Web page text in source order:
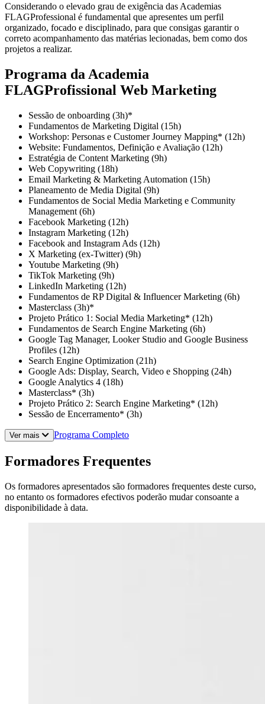
Considerando o elevado grau de exigência das Academias
FLAGProfessional é fundamental que apresentes um perfil
organizado, focado e disciplinado, para que consigas garantir o
correto acompanhamento das matérias lecionadas, bem como dos
projetos a realizar.
Programa da Academia
FLAGProfissional Web Marketing
Sessão de onboarding (3h)*
Fundamentos de Marketing Digital (15h)
Workshop: Personas e Customer Journey Mapping* (12h)
Website: Fundamentos, Definição e Avaliação (12h)
Estratégia de Content Marketing (9h)
Web Copywriting (18h)
Email Marketing & Marketing Automation (15h)
Planeamento de Media Digital (9h)
Fundamentos de Social Media Marketing e Community
Management (6h)
Facebook Marketing (12h)
Instagram Marketing (12h)
Facebook and Instagram Ads (12h)
X Marketing (ex-Twitter) (9h)
Youtube Marketing (9h)
TikTok Marketing (9h)
LinkedIn Marketing (12h)
Fundamentos de RP Digital & Influencer Marketing (6h)
Masterclass (3h)*
Projeto Prático 1: Social Media Marketing* (12h)
Fundamentos de Search Engine Marketing (6h)
Google Tag Manager, Looker Studio and Google Business
Profiles (12h)
Search Engine Optimization (21h)
Google Ads: Display, Search, Video e Shopping (24h)
Google Analytics 4 (18h)
Masterclass* (3h)
Projeto Prático 2: Search Engine Marketing* (12h)
Sessão de Encerramento* (3h)
Ver mais Programa Completo
Formadores Frequentes
Os formadores apresentados são formadores frequentes deste curso,
no entanto os formadores efectivos poderão mudar consoante a
disponibilidade à data.